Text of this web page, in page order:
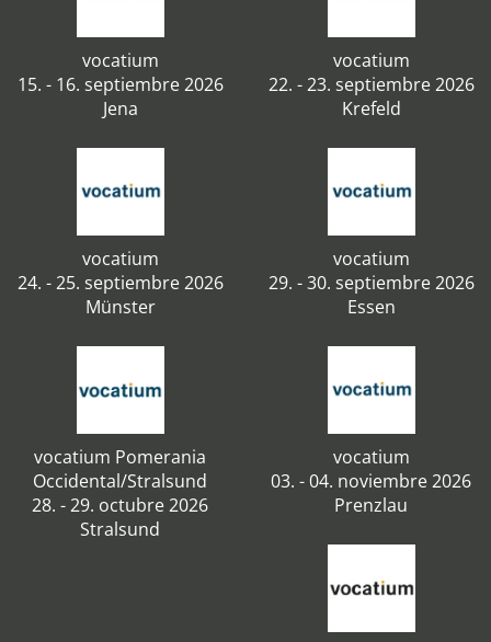
vocatium
15. - 16. septiembre 2026
Jena
vocatium
22. - 23. septiembre 2026
Krefeld
vocatium
24. - 25. septiembre 2026
Münster
vocatium
29. - 30. septiembre 2026
Essen
vocatium Pomerania
Occidental/Stralsund
28. - 29. octubre 2026
Stralsund
vocatium
03. - 04. noviembre 2026
Prenzlau